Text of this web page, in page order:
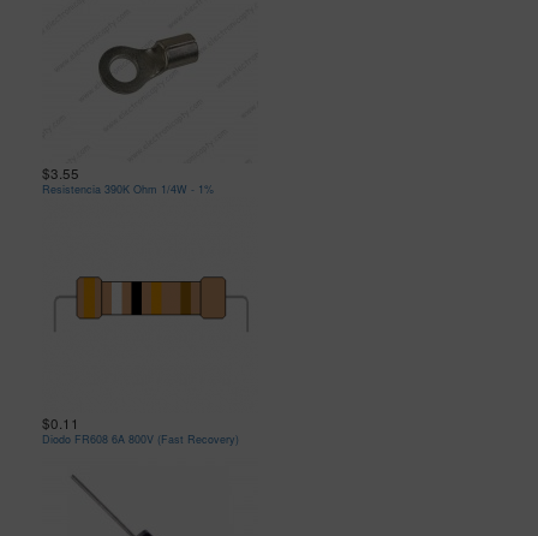
$3.55
Resistencia 390K Ohm 1/4W - 1%
$0.11
Diodo FR608 6A 800V (Fast Recovery)